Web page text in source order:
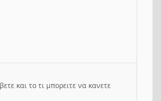
και το τι μπορειτε να κανετε